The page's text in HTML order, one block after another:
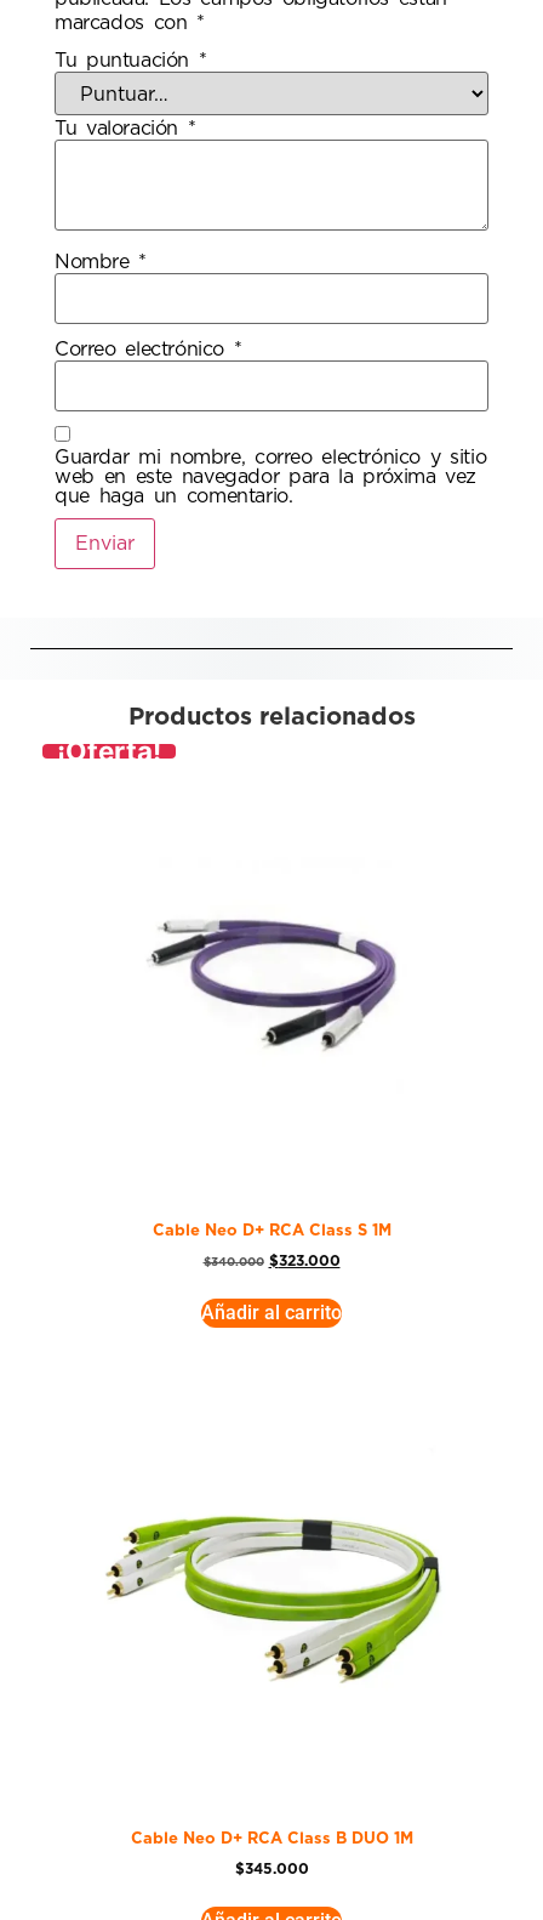
marcados con *
Tu puntuación *
Tu valoración *
Nombre *
Correo electrónico *
Guardar mi nombre, correo electrónico y sitio
web en este navegador para la próxima vez
que haga un comentario.
Productos relacionados
¡Oferta!
Cable Neo D+ RCA Class S 1M
$340.000 $323.000
Añadir al carrito
Cable Neo D+ RCA Class B DUO 1M
$345.000